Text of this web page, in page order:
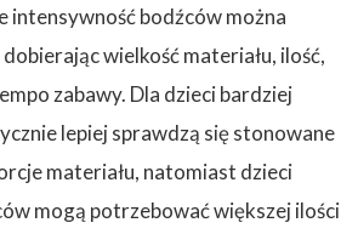
intensywność bodźców można
wielkość materiału, ilość,
zabawy. Dla dzieci bardziej
lepiej sprawdzą się stonowane
materiału, natomiast dzieci
mogą potrzebować większej ilości